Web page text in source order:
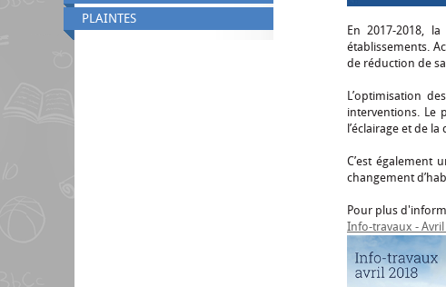
PLAINTES
En 2017-2018,
établissements.
de réduction de
L’optimisation
interventions. Le
l’éclairage et de
C’est également
changement
Pour plus
Info-travaux - Avril